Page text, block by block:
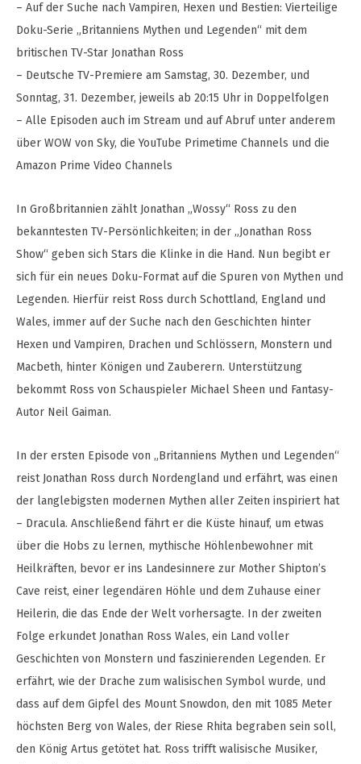
– Auf der Suche nach Vampiren, Hexen und Bestien: Vierteilige
Doku-Serie „Britanniens Mythen und Legenden“ mit dem
britischen TV-Star Jonathan Ross
– Deutsche TV-Premiere am Samstag, 30. Dezember, und
Sonntag, 31. Dezember, jeweils ab 20:15 Uhr in Doppelfolgen
– Alle Episoden auch im Stream und auf Abruf unter anderem
über WOW von Sky, die YouTube Primetime Channels und die
Amazon Prime Video Channels
In Großbritannien zählt Jonathan „Wossy“ Ross zu den
bekanntesten TV-Persönlichkeiten; in der „Jonathan Ross
Show“ geben sich Stars die Klinke in die Hand. Nun begibt er
sich für ein neues Doku-Format auf die Spuren von Mythen und
Legenden. Hierfür reist Ross durch Schottland, England und
Wales, immer auf der Suche nach den Geschichten hinter
Hexen und Vampiren, Drachen und Schlössern, Monstern und
Macbeth, hinter Königen und Zauberern. Unterstützung
bekommt Ross von Schauspieler Michael Sheen und Fantasy-
Autor Neil Gaiman.
In der ersten Episode von „Britanniens Mythen und Legenden“
reist Jonathan Ross durch Nordengland und erfährt, was einen
der langlebigsten modernen Mythen aller Zeiten inspiriert hat
– Dracula. Anschließend fährt er die Küste hinauf, um etwas
über die Hobs zu lernen, mythische Höhlenbewohner mit
Heilkräften, bevor er ins Landesinnere zur Mother Shipton’s
Cave reist, einer legendären Höhle und dem Zuhause einer
Heilerin, die das Ende der Welt vorhersagte. In der zweiten
Folge erkundet Jonathan Ross Wales, ein Land voller
Geschichten von Monstern und faszinierenden Legenden. Er
erfährt, wie der Drache zum walisischen Symbol wurde, und
dass auf dem Gipfel des Mount Snowdon, den mit 1085 Meter
höchsten Berg von Wales, der Riese Rhita begraben sein soll,
den König Artus getötet hat. Ross trifft walisische Musiker,